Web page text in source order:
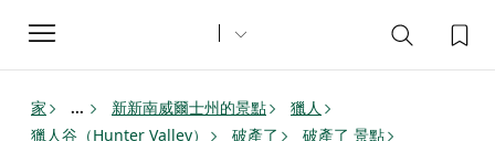
Toggle
navigation
家 ... 新新南威爾士州的景點
獵人
獵人谷（Hunter Valley）
破產了
破產了 景點